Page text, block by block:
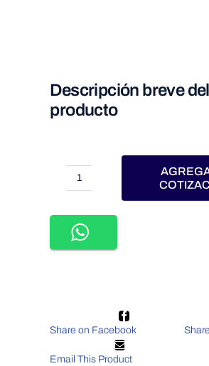
Descripción breve del
producto
WTI-
300
LEDS
5050
BLANCO
CALIDO
cantidad
Share on Facebook
Email This Product